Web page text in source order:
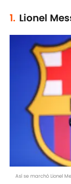
1. Lionel
Así se marchó Lionel